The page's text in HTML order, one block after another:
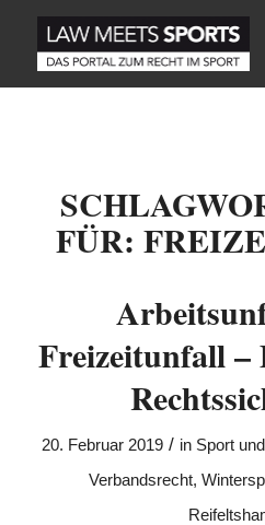
FÜR:
Freizeitunfall –
20. Februar 2019 / in Sport
Verbandsrecht,